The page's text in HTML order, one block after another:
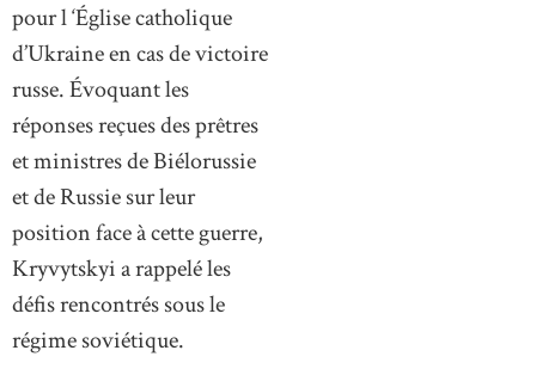
pour l ‘Église catholique
d’Ukraine en cas de victoire
russe. Évoquant les
réponses reçues des prêtres
et ministres de Biélorussie
et de Russie sur leur
position face à cette guerre,
Kryvytskyi a rappelé les
défis rencontrés sous le
régime soviétique.